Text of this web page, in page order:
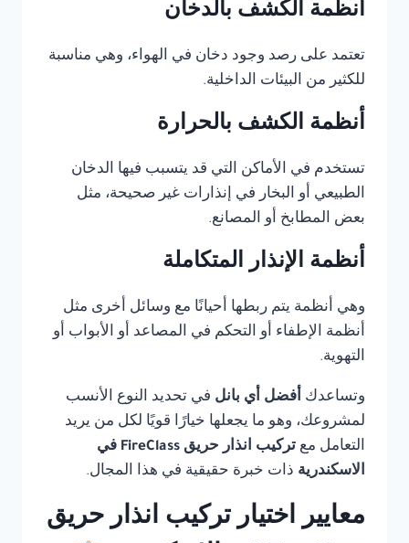
أنظمة الكشف بالدخان
تعتمد على رصد وجود دخان في الهواء، وهي مناسبة
للكثير من البيئات الداخلية.
أنظمة الكشف بالحرارة
تستخدم في الأماكن التي قد يتسبب فيها الدخان
الطبيعي أو البخار في إنذارات غير صحيحة، مثل
بعض المطابخ أو المصانع.
أنظمة الإنذار المتكاملة
وهي أنظمة يتم ربطها أحيانًا مع وسائل أخرى مثل
أنظمة الإطفاء أو التحكم في المصاعد أو الأبواب أو
التهوية.
وتساعدك أفضل أي بانل في تحديد النوع الأنسب
لمشروعك، وهو ما يجعلها خيارًا قويًا لكل من يريد
التعامل مع
تركيب انذار حريق FireClass في
الاسكندرية ذات خبرة حقيقية في هذا المجال.
معايير اختيار تركيب انذار حريق